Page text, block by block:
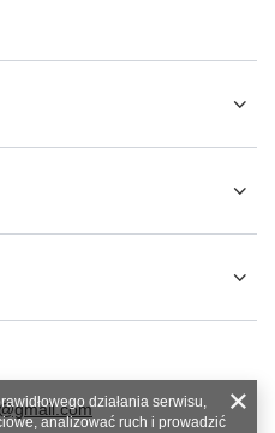
działania serwisu,
analizować ruch i prowadzić